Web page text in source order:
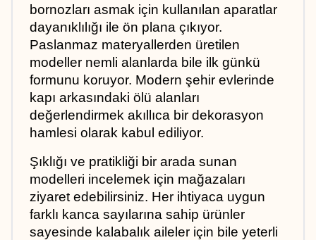
bornozları asmak için kullanılan aparatlar
dayanıklılığı ile ön plana çıkıyor.
Paslanmaz materyallerden üretilen
modeller nemli alanlarda bile ilk günkü
formunu koruyor. Modern şehir evlerinde
kapı arkasındaki ölü alanları
değerlendirmek akıllıca bir dekorasyon
hamlesi olarak kabul ediliyor.
Şıklığı ve pratikliği bir arada sunan
modelleri incelemek için mağazaları
ziyaret edebilirsiniz. Her ihtiyaca uygun
farklı kanca sayılarına sahip ürünler
sayesinde kalabalık aileler için bile yeterli